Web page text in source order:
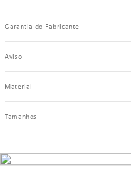
Garantia do Fabricante
Aviso
Material
Tamanhos